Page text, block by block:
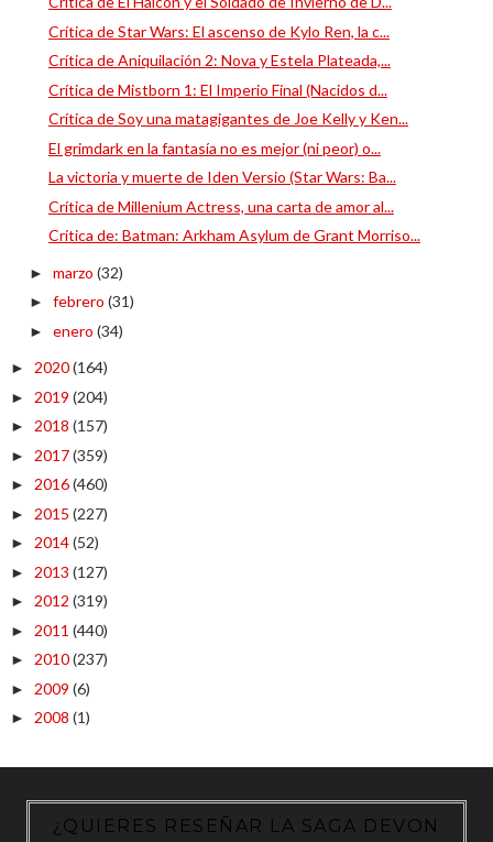
Crítica de Star Wars: El ascenso de Kylo Ren, la c...
Crítica de Aniquilación 2: Nova y Estela Plateada,...
Crítica de Mistborn 1: El Imperio Final (Nacidos d...
Crítica de Soy una matagigantes de Joe Kelly y Ken...
El grimdark en la fantasía no es mejor (ni peor) o...
La victoria y muerte de Iden Versio (Star Wars: Ba...
Crítica de Millenium Actress, una carta de amor al...
Crítica de: Batman: Arkham Asylum de Grant Morriso...
► marzo (32)
► febrero (31)
► enero (34)
► 2020(164)
► 2019 (204)
► 2018 (157)
► 2017(359)
► 2016(460)
► 2015 (227)
► 2014(52)
► 2013 (127)
► 2012 (319)
► 2011 (440)
► 2010(237)
► 2009 (6)
► 2008 (1)
¿QUIERES RESEÑAR LA SAGA DEVON